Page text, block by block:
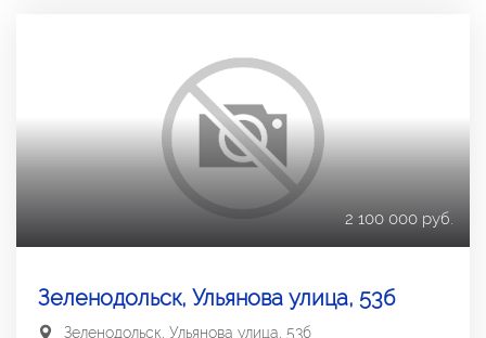
2 100 000 руб.
Зеленодольск, Ульянова улица, 53б
Зеленодольск, Ульянова улица, 53б